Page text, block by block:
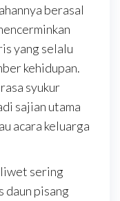
berasal
yang selalu
kehidupan.
syukur
sajian utama
acara keluarga
liwet sering
daun pisang